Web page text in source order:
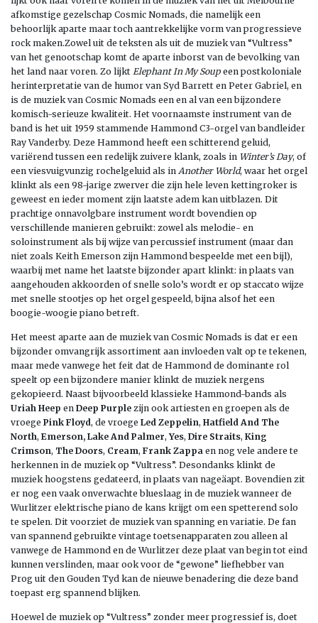
afkomstige gezelschap Cosmic Nomads, die namelijk een
behoorlijk aparte maar toch aantrekkelijke vorm van progressieve
rock maken.Zowel uit de teksten als uit de muziek van “Vultress”
van het genootschap komt de aparte inborst van de bevolking van
het land naar voren. Zo lijkt Elephant In My Soupeen postkoloniale
herinterpretatie van de humor van Syd Barrett en Peter Gabriel, en
is de muziek van Cosmic Nomads een en al van een bijzondere
komisch-serieuze kwaliteit. Het voornaamste instrument van de
band is het uit 1959 stammende Hammond C3-orgel van bandleider
Ray Vanderby. Deze Hammond heeft een schitterend geluid,
variërend tussen een redelijk zuivere klank, zoals in Winter’s Day, of
een viesvuigvunzig rochelgeluid als in Another World, waar het orgel
klinkt als een 98-jarige zwerver die zijn hele leven kettingroker is
geweest en ieder moment zijn laatste adem kan uitblazen. Dit
prachtige onnavolgbare instrument wordt bovendien op
verschillende manieren gebruikt: zowel als melodie- en
soloinstrument als bij wijze van percussief instrument (maar dan
niet zoals Keith Emerson zijn Hammond bespeelde met een bijl),
waarbij met name het laatste bijzonder apart klinkt: in plaats van
aangehouden akkoorden of snelle solo’s wordt er op staccato wijze
met snelle stootjes op het orgel gespeeld, bijna alsof het een
boogie-woogie piano betreft.
Het meest aparte aan de muziek van Cosmic Nomads is dat er een
bijzonder omvangrijk assortiment aan invloeden valt op te tekenen,
maar mede vanwege het feit dat de Hammond de dominante rol
speelt op een bijzondere manier klinkt de muziek nergens
gekopieerd. Naast bijvoorbeeld klassieke Hammond-bands als
Uriah Heep en Deep Purple zijn ook artiesten en groepen als de
vroege Pink Floyd , de vroege Led Zeppelin, Hatfield And The
North, Emerson, Lake And Palmer,Yes, Dire Straits, King
Crimson, The Doors, Cream, Frank Zappa en nog vele andere te
herkennen in de muziek op “Vultress”. Desondanks klinkt de
muziek hoogstens gedateerd, in plaats van nageäapt. Bovendien zit
er nog een vaak onverwachte blueslaag in de muziek wanneer de
Wurlitzer elektrische piano de kans krijgt om een spetterend solo
te spelen. Dit voorziet de muziek van spanning en variatie. De fan
van spannend gebruikte vintage toetsenapparaten zou alleen al
vanwege de Hammond en de Wurlitzer deze plaat van begin tot eind
kunnen verslinden, maar ook voor de “gewone” liefhebber van
Prog uit den Gouden Tyd kan de nieuwe benadering die deze band
toepast erg spannend blijken.
Hoewel de muziek op “Vultress” zonder meer progressief is, doet